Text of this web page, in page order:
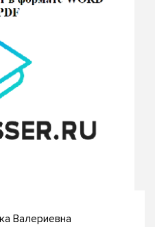
Валериевна